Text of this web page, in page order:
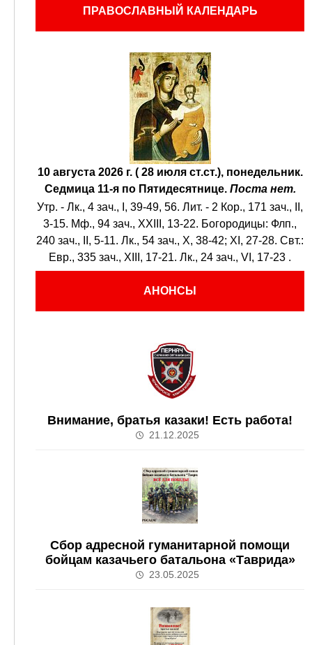
ПРАВОСЛАВНЫЙ КАЛЕНДАРЬ
10 августа 2026 г. ( 28 июля ст.ст.), понедельник.
Седмица 11-я по Пятидесятнице. Поста нет.
Утр. - Лк., 4 зач., I, 39-49, 56. Лит. - 2 Кор., 171 зач., II,
3-15. Мф., 94 зач., XXIII, 13-22. Богородицы: Флп.,
240 зач., II, 5-11. Лк., 54 зач., X, 38-42; XI, 27-28. Свт.:
Евр., 335 зач., XIII, 17-21. Лк., 24 зач., VI, 17-23 .
АНОНСЫ
Внимание, братья казаки! Есть работа!
21.12.2025
Сбор адресной гуманитарной помощи
бойцам казачьего батальона «Таврида»
23.05.2025